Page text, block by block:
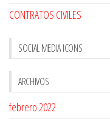
CONTRATOS CIVILES
SOCIAL MEDIA ICONS
ARCHIVOS
febrero 2022